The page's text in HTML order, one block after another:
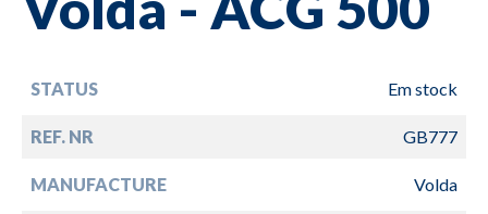
STATUS Em stock
REF. NR GB777
MANUFACTURE Volda